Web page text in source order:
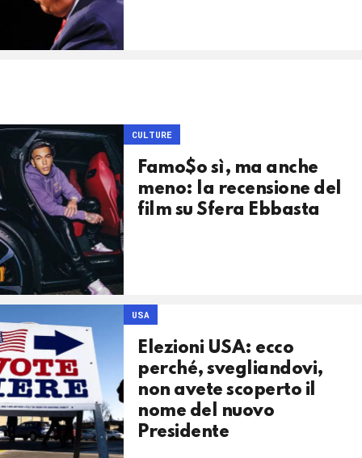
CULTURE
Famo$o sì, ma anche
meno: la recensione del
film su Sfera Ebbasta
USA
Elezioni USA: ecco
perché, svegliandovi,
non avete scoperto il
nome del nuovo
Presidente